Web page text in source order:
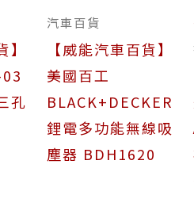
孔
汽車百貨
【威能汽車百貨】
美國百工
BLACK+DECKER
鋰電多功能無線吸
塵器 BDH1620